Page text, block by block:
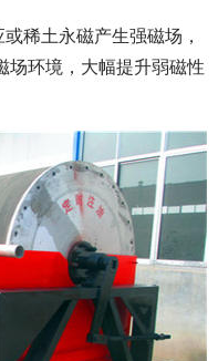
稀土永磁产生强磁场，
场环境，大幅提升弱磁性